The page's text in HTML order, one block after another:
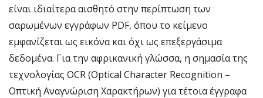
είναι ιδιαίτερα αισθητό στην περίπτωση των
σαρωμένων εγγράφων PDF, όπου το κείμενο
εμφανίζεται ως εικόνα και όχι ως επεξεργάσιμα
δεδομένα. Για την αφρικανική γλώσσα, η σημασία της
τεχνολογίας OCR (Optical Character Recognition –
Οπτική Αναγνώριση Χαρακτήρων) για τέτοια έγγραφα